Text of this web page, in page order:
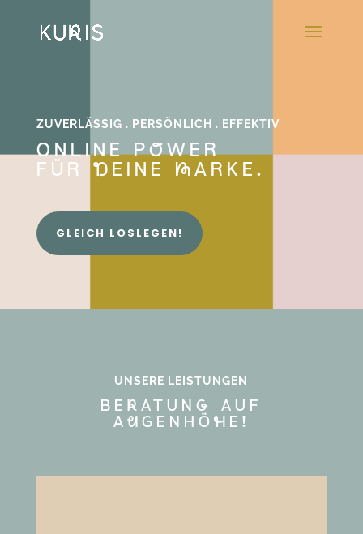
ZUVERLÄSSIG . PERSÖNLICH . EFFEKTIV
ONLINE PoWER
FÜR dEINE mARKE.
GLEICH LOSLEGEN!
UNSERE LEISTUNGEN
BErATUNg AUF
AuGENHÖhE!